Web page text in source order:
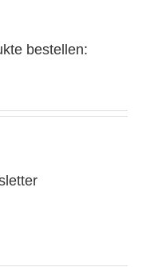
bestellen: